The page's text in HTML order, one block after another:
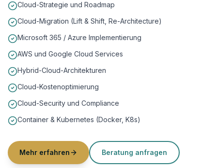
Cloud-Strategie und Roadmap
Cloud-Migration (Lift & Shift, Re-Architecture)
Microsoft 365 / Azure Implementierung
AWS und Google Cloud Services
Hybrid-Cloud-Architekturen
Cloud-Kostenoptimierung
Cloud-Security und Compliance
Container & Kubernetes (Docker, K8s)
Mehr erfahren Beratung anfragen